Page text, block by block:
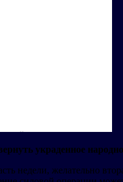
украденное
недели, желательно